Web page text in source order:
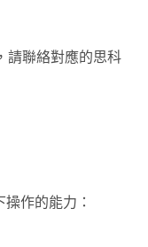
請聯絡對應的思科
作的能力：